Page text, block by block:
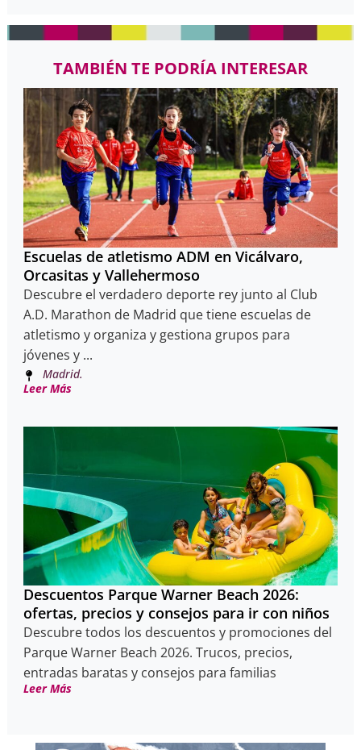
TAMBIÉN TE PODRÍA INTERESAR
Escuelas de atletismo ADM en Vicálvaro,
Orcasitas y Vallehermoso
Descubre el verdadero deporte rey junto al Club
A.D. Marathon de Madrid que tiene escuelas de
atletismo y organiza y gestiona grupos para
jóvenes y ...
Madrid.
Leer Más
Descuentos Parque Warner Beach 2026:
ofertas, precios y consejos para ir con niños
Descubre todos los descuentos y promociones del
Parque Warner Beach 2026. Trucos, precios,
entradas baratas y consejos para familias
Leer Más